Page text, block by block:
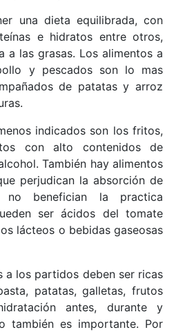
una dieta equilibrada, con
e hidratos entre otros,
a las grasas. Los alimentos a
y pescados son lo mas
de patatas y arroz
indicados son los fritos,
con alto contenidos de
También hay alimentos
perjudican la absorción de
benefician la practica
ser ácidos del tomate
lácteos o bebidas gaseosas
a los partidos deben ser ricas
patatas, galletas, frutos
antes, durante y
también es importante. Por